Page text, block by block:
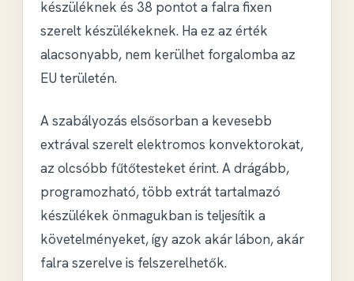
készüléknek és 38 pontot a falra fixen
szerelt készülékeknek. Ha ez az érték
alacsonyabb, nem kerülhet forgalomba az
EU területén.
A szabályozás elsősorban a kevesebb
extrával szereltelektromos konvektorokat,
az olcsóbb fűtőtesteket érint. A drágább,
programozható, több extrát tartalmazó
készülékek önmagukban is teljesítik a
követelményeket, így azok akár lábon, akár
falra szerelve is felszerelhetők.